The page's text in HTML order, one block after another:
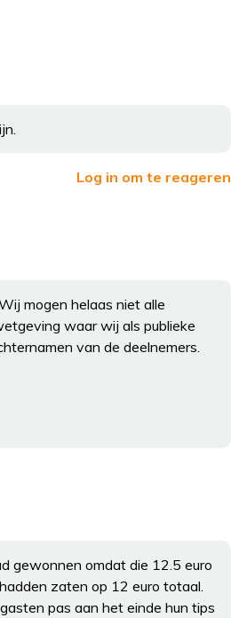
Log in om te reageren
mogen helaas niet alle
waar wij als publieke
van de deelnemers.
gewonnen omdat die 12.5 euro
zaten op 12 euro totaal.
pas aan het einde hun tips